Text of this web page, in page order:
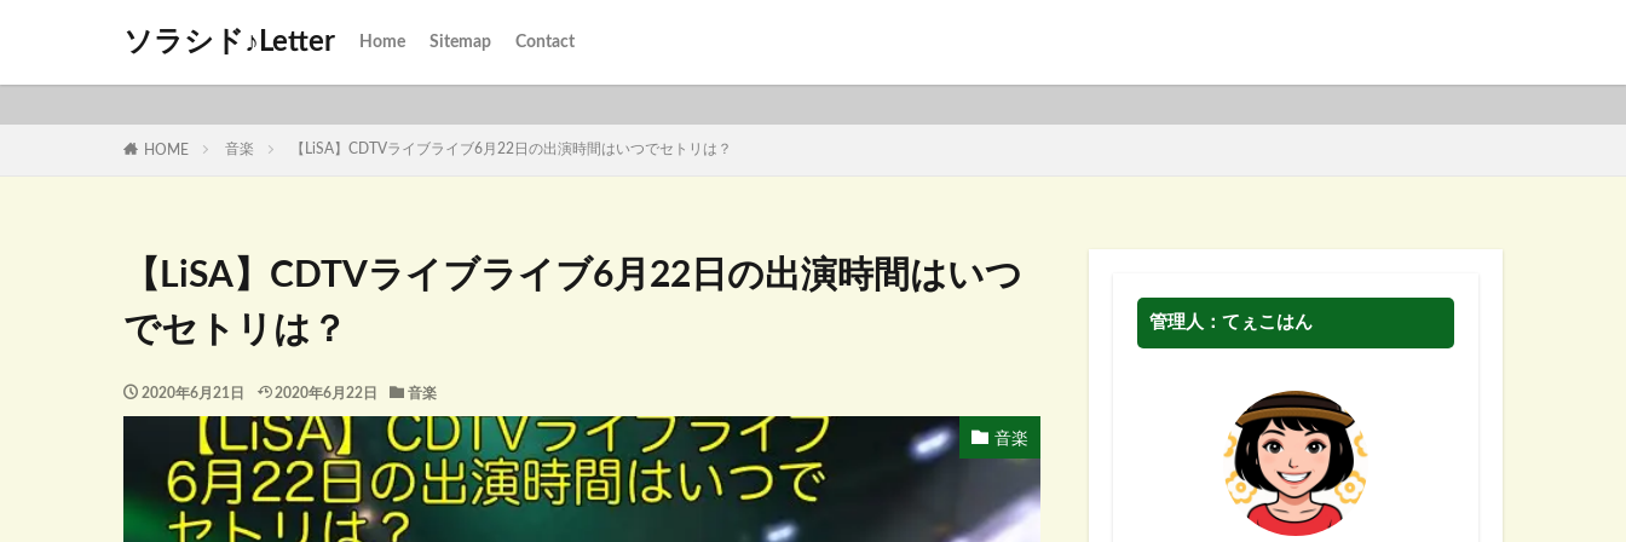
ソラシド♪Letter Home Sitemap Contact
HOME 音楽 【LiSA】CDTVライブライブ6月22日の出演時間はいつでセトリは？
【LiSA】CDTVライブライブ6月22日の出演時間はいつ
でセトリは？
2020年6月21日 2020年6月22日 音楽
音楽
管理人：てぇこはん